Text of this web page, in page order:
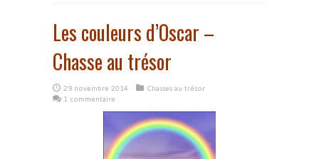
Les couleurs d’Oscar –
Chasse au trésor
29 novembre 2014
Chasses au trésor
1 commentaire